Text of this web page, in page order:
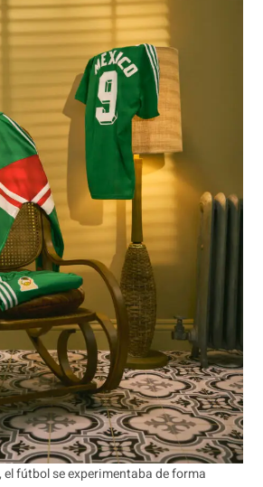
fútbol se experimentaba de forma